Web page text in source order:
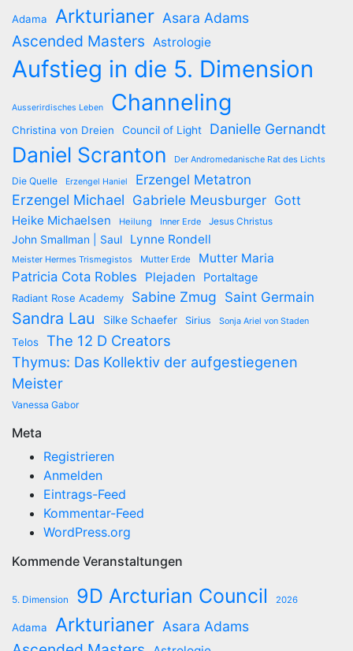
Adama Arkturianer Asara Adams
Ascended Masters Astrologie
Aufstieg in die 5. Dimension
Ausserirdisches Leben Channeling
Christina von Dreien Council of Light Danielle Gernandt
Daniel Scranton Der Andromedanische Rat des Lichts
Die Quelle Erzengel Haniel Erzengel Metatron
Erzengel Michael Gabriele Meusburger Gott
Heike Michaelsen Heilung Inner Erde Jesus Christus
John Smallman | Saul Lynne Rondell
Meister Hermes Trismegistos Mutter Erde Mutter Maria
Patricia Cota Robles Plejaden Portaltage
Radiant Rose Academy Sabine Zmug Saint Germain
Sandra Lau Silke Schaefer Sirius Sonja Ariel von Staden
Telos
The 12 D Creators
Thymus: Das Kollektiv der aufgestiegenen
Meister
Vanessa Gabor
Meta
Registrieren
Anmelden
Eintrags-Feed
Kommentar-Feed
WordPress.org
Kommende Veranstaltungen
5. Dimension 9D Arcturian Council 2026
Adama Arkturianer Asara Adams